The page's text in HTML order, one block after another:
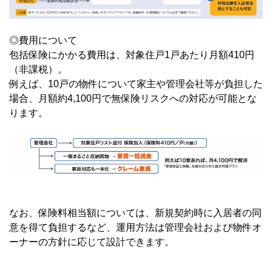
◎費用について
包括保険にかかる費用は、対象住戸1戸あたり月額410円
（非課税）。
例えば、10戸の物件について家主や管理会社等が負担した
場合、月額約4,100円で無保険リスクへの対応が可能とな
ります。
なお、保険料相当額については、新規契約時に入居者の同
意を得て負担するなど、運用方法は管理会社および物件オ
ーナーの方針に応じて設計できます。